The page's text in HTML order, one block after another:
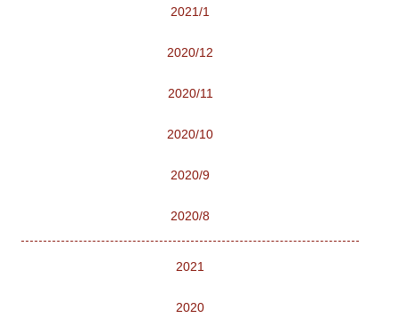
2021/1
2020/12
2020/11
2020/10
2020/9
2020/8
2021
2020